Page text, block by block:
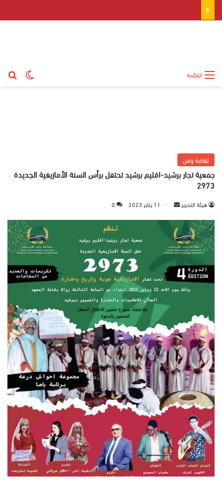
القائمة
ثقافة وفن
جمعية تجار برشيد-اقليم برشيد تحتفل برأس السنة الأمازيغية الجديدة
2973
هيئة التحرير
س
ل
ب
ر
د
ل
ك
ت
ر
و
ي
ا
11 يناير 2023 0